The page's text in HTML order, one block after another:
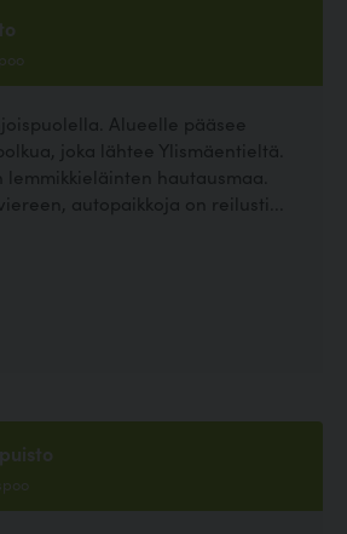
Alueelle pääsee
joka lähtee Ylismäentieltä.
hautausmaa.
autopaikkoja on reilusti...